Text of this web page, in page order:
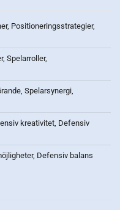
Positioneringsstrategier,
Spelarroller,
Spelarsynergi,
kreativitet, Defensiv
Defensiv balans